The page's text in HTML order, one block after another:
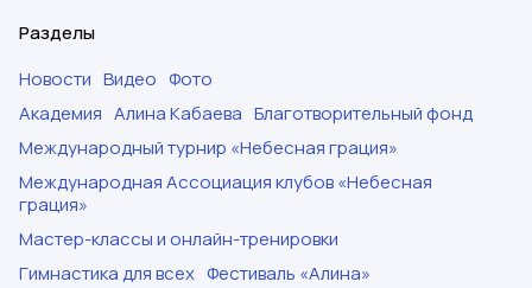
Разделы
Новости Видео Фото
Академия Алина Кабаева Благотворительный фонд
Международный турнир «Небесная грация»
Международная Ассоциация клубов «Небесная
грация»
Мастер-классы и онлайн-тренировки
Гимнастика для всех Фестиваль «Алина»